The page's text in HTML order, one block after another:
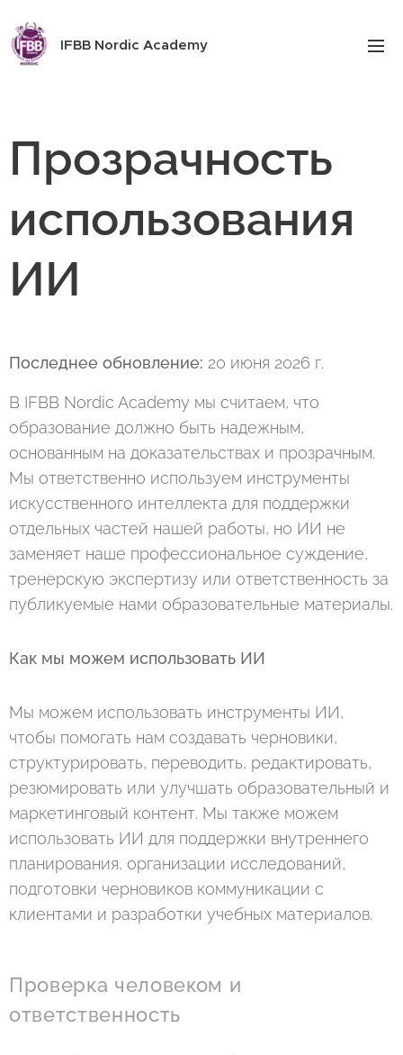
IFBB Nordic Academy
Прозрачность
использования
ИИ
Последнее обновление: 20 июня 2026 г.
В IFBB Nordic Academy мы считаем, что
образование должно быть надежным,
основанным на доказательствах и прозрачным.
Мы ответственно используем инструменты
искусственного интеллекта для поддержки
отдельных частей нашей работы, но ИИ не
заменяет наше профессиональное суждение,
тренерскую экспертизу или ответственность за
публикуемые нами образовательные материалы.
Как мы можем использовать ИИ
Мы можем использовать инструменты ИИ,
чтобы помогать нам создавать черновики,
структурировать, переводить, редактировать,
резюмировать или улучшать образовательный и
маркетинговый контент. Мы также можем
использовать ИИ для поддержки внутреннего
планирования, организации исследований,
подготовки черновиков коммуникации с
клиентами и разработки учебных материалов.
Проверка человеком и
ответственность